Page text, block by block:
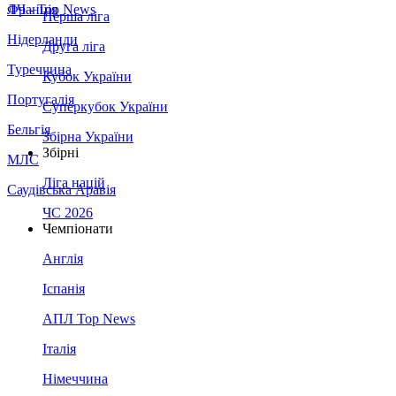
Франція
Нідерланди
Туреччина
Португалія
Бельгія
МЛС
Саудівська Аравія
ЛЧ - Top News
Перша ліга
Друга ліга
Кубок України
Суперкубок України
Збірна України
Збірні
Ліга націй
ЧС 2026
Чемпіонати
Англія
Іспанія
АПЛ Top News
Італія
Німеччина